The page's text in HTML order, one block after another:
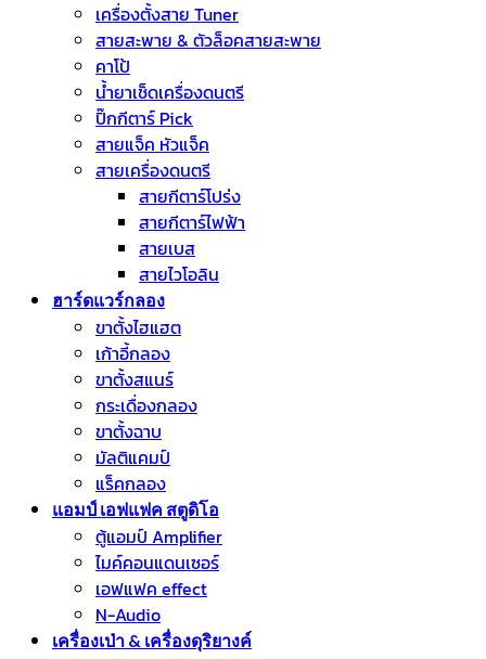
เครื่องตั้งสาย Tuner
สายสะพาย & ตัวล็อคสายสะพาย
คาโป้
น้ำยาเช็ดเครื่องดนตรี
ปิ๊กกีตาร์ Pick
สายแจ็ค หัวแจ็ค
สายเครื่องดนตรี
สายกีตาร์โปร่ง
สายกีตาร์ไฟฟ้า
สายเบส
สายไวโอลิน
ฮาร์ดแวร์กลอง
ขาตั้งไฮแฮต
เก้าอี้กลอง
ขาตั้งสแนร์
กระเดื่องกลอง
ขาตั้งฉาบ
มัลติแคมป์
แร็คกลอง
แอมป์ เอฟแฟค สตูดิโอ
ตู้แอมป์ Amplifier
ไมค์คอนแดนเซอร์
เอฟแฟค effect
N-Audio
เครื่องเป่า & เครื่องดุริยางค์